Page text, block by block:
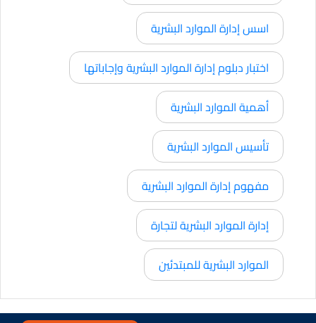
اسس إدارة الموارد البشرية
اختبار دبلوم إدارة الموارد البشرية وإجاباتها
أهمية الموارد البشرية
تأسيس الموارد البشرية
مفهوم إدارة الموارد البشرية
إدارة الموارد البشرية لتجارة
الموارد البشرية للمبتدئين